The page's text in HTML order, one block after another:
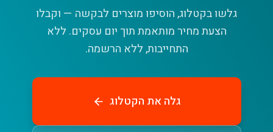
גלשו בקטלוג, הוסיפו מוצרים לבקשה — וקבלו
הצעת מחיר מותאמת תוך יום עסקים. ללא
התחייבות, ללא הרשמה.
גלה את הקטלוג